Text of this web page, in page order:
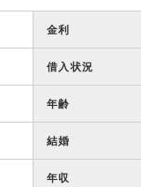
金利
借入状況
年齢
結婚
年収